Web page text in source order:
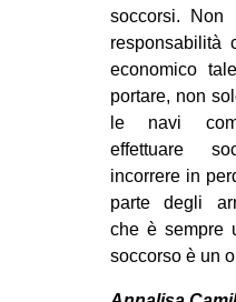
soccorsi. Non
responsabilità
economico
portare, non
le navi
effettuare
incorrere in
parte degli
che è sempre
soccorso è un